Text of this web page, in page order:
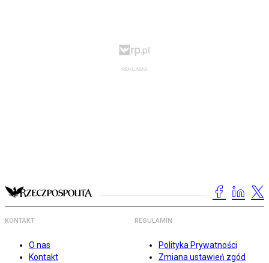
KONTAKT
O nas
Kontakt
REGULAMIN
Polityka Prywatności
Zmiana ustawień zgód